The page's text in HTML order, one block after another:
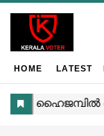
HOME LATEST